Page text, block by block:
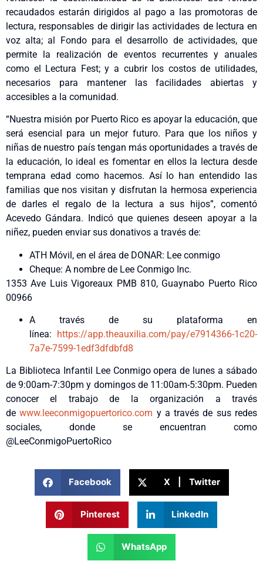
recaudados estarán dirigidos al pago a las promotoras de
lectura, responsables de dirigir las actividades de lectura en
voz alta; al Fondo para el desarrollo de actividades, que
permite la realización de eventos recurrentes y anuales
como el Lectura Fest; y a cubrir los costos de utilidades,
necesarios para mantener las facilidades abiertas y
accesibles a la comunidad.
“Nuestra misión por Puerto Rico es apoyar la educación, que
será esencial para un mejor futuro. Para que los niños y
niñas de nuestro país tengan más oportunidades a través de
la educación, lo ideal es fomentar en ellos la lectura desde
temprana edad como hacemos. Así lo han entendido las
familias que nos visitan y disfrutan la hermosa experiencia
de darles el regalo de la lectura a sus hijos”, comentó
Acevedo Gándara. Indicó que quienes deseen apoyar a la
niñez, pueden enviar sus donativos a través de:
ATH Móvil, en el área de DONAR: Lee conmigo
Cheque: A nombre de Lee Conmigo Inc.
1353 Ave Luis Vigoreaux PMB 810, Guaynabo Puerto Rico
00966
A través de su plataforma en
línea: https://app.theauxilia.com/pay/e7914366-1c20-
7a7e-7599-1edf3dfdbfd8
La Biblioteca Infantil Lee Conmigo opera de lunes a sábado
de 9:00am-7:30pm y domingos de 11:00am-5:30pm. Pueden
conocer el trabajo de la organización a través
dewww.leeconmigopuertorico.com y a través de sus redes
sociales, donde se encuentran como
@LeeConmigoPuertoRico
Facebook X | Twitter
Pinterest LinkedIn
WhatsApp